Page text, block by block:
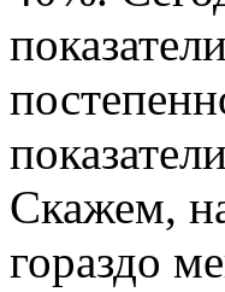
Скажем,
гораздо